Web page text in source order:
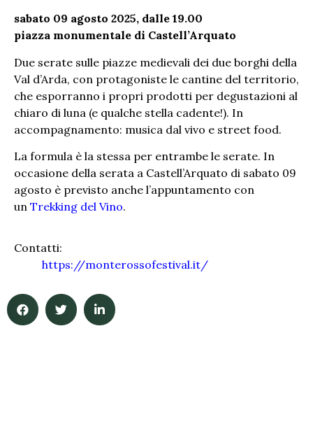
sabato 09 agosto 2025, dalle 19.00
piazza monumentale di Castell’Arquato
Due serate sulle piazze medievali dei due borghi della
Val d’Arda, con protagoniste le cantine del territorio,
che esporranno i propri prodotti per degustazioni al
chiaro di luna (e qualche stella cadente!). In
accompagnamento: musica dal vivo e street food.
La formula è la stessa per entrambe le serate. In
occasione della serata a Castell’Arquato di sabato 09
agosto è previsto anche l’appuntamento con
un Trekking del Vino.
Contatti:
https://monterossofestival.it/